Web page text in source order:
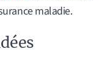
maladie.